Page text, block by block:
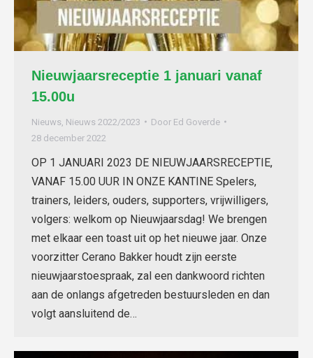
Nieuwjaarsreceptie 1 januari vanaf
15.00u
Nieuws Nieuws 2022/2023 Door Ed Goverde
28 december 2022
OP 1 JANUARI 2023 DE NIEUWJAARSRECEPTIE,
VANAF 15.00 UUR IN ONZE KANTINE Spelers,
trainers, leiders, ouders, supporters, vrijwilligers,
volgers: welkom op Nieuwjaarsdag! We brengen
met elkaar een toast uit op het nieuwe jaar. Onze
voorzitter Cerano Bakker houdt zijn eerste
nieuwjaarstoespraak, zal een dankwoord richten
aan de onlangs afgetreden bestuursleden en dan
volgt aansluitend de…